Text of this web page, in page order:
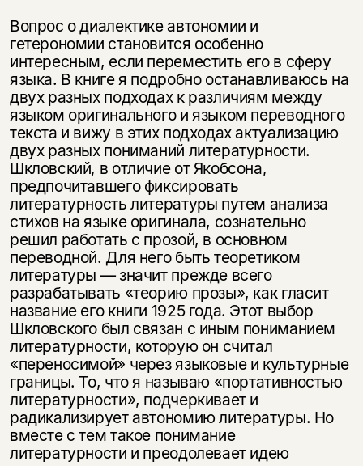
Вопрос о диалектике автономии и
гетерономии становится особенно
интересным, если переместить его в сферу
языка. В книге я подробно останавливаюсь на
двух разных подходах к различиям между
языком оригинального и языком переводного
текста и вижу в этих подходах актуализацию
двух разных пониманий литературности.
Шкловский, в отличие от Якобсона,
предпочитавшего фиксировать
литературность литературы путем анализа
стихов на языке оригинала, сознательно
решил работать с прозой, в основном
переводной. Для него быть теоретиком
литературы — значит прежде всего
разрабатывать «теорию прозы», как гласит
название его книги 1925 года. Этот выбор
Шкловского был связан с иным пониманием
литературности, которую он считал
«переносимой» через языковые и культурные
границы. То, что я называю «портативностью
литературности», подчеркивает и
радикализирует автономию литературы. Но
вместе с тем такое понимание
литературности и преодолевает идею